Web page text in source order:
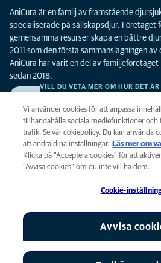
AniCura är en familj av framstående
specialiserade på sällskapsdjur. Företaget
gemensamma resurser skapa en bättre
2011 som den första sammanslagningen
AniCura har varit en del av
sedan 2018.
VILL DU VETA MER OM HUR DET
SE LEDIGA TJÄNSTER?
Integritet
Legalt
AniCura är ett dotterbolag till Mars,
Vi använder cookies för att anpassa
tillhandahålla sociala mediefunktioner och
trafik. Se vår cokiepolicy. Du kan använda
att ändra dina inställningar.
Läs mer om
Klicka på ”Acceptera cookies” för att
”Avvisa cookies” om du inte vill ha dem.
Cookie-
Avvisa